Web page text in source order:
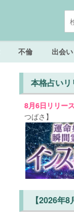
不倫 出会い
本格占い
8月6日リリース
つばさ】
【2026年